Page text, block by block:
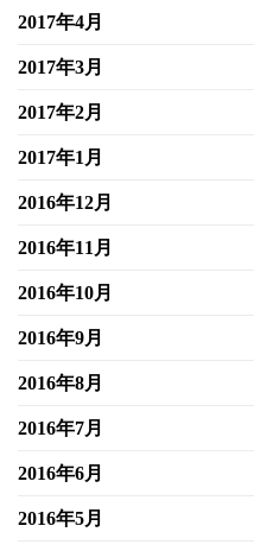
2017年4月
2017年3月
2017年2月
2017年1月
2016年12月
2016年11月
2016年10月
2016年9月
2016年8月
2016年7月
2016年6月
2016年5月